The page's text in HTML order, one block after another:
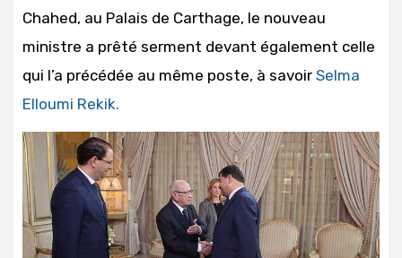
Chahed, au Palais de Carthage, le nouveau
ministre a prêté serment devant également celle
qui l’a précédée au même poste, à savoir Selma
Elloumi Rekik.